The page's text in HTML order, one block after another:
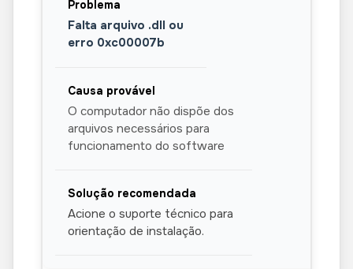
Falta arquivo .dll ou
erro 0xc00007b
O computador não dispõe dos
arquivos necessários para
funcionamento do software
Acione o suporte técnico para
orientação de instalação.